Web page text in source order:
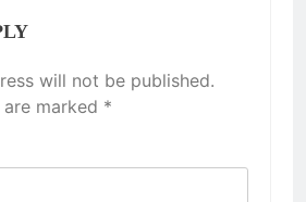
will not be published.
marked *